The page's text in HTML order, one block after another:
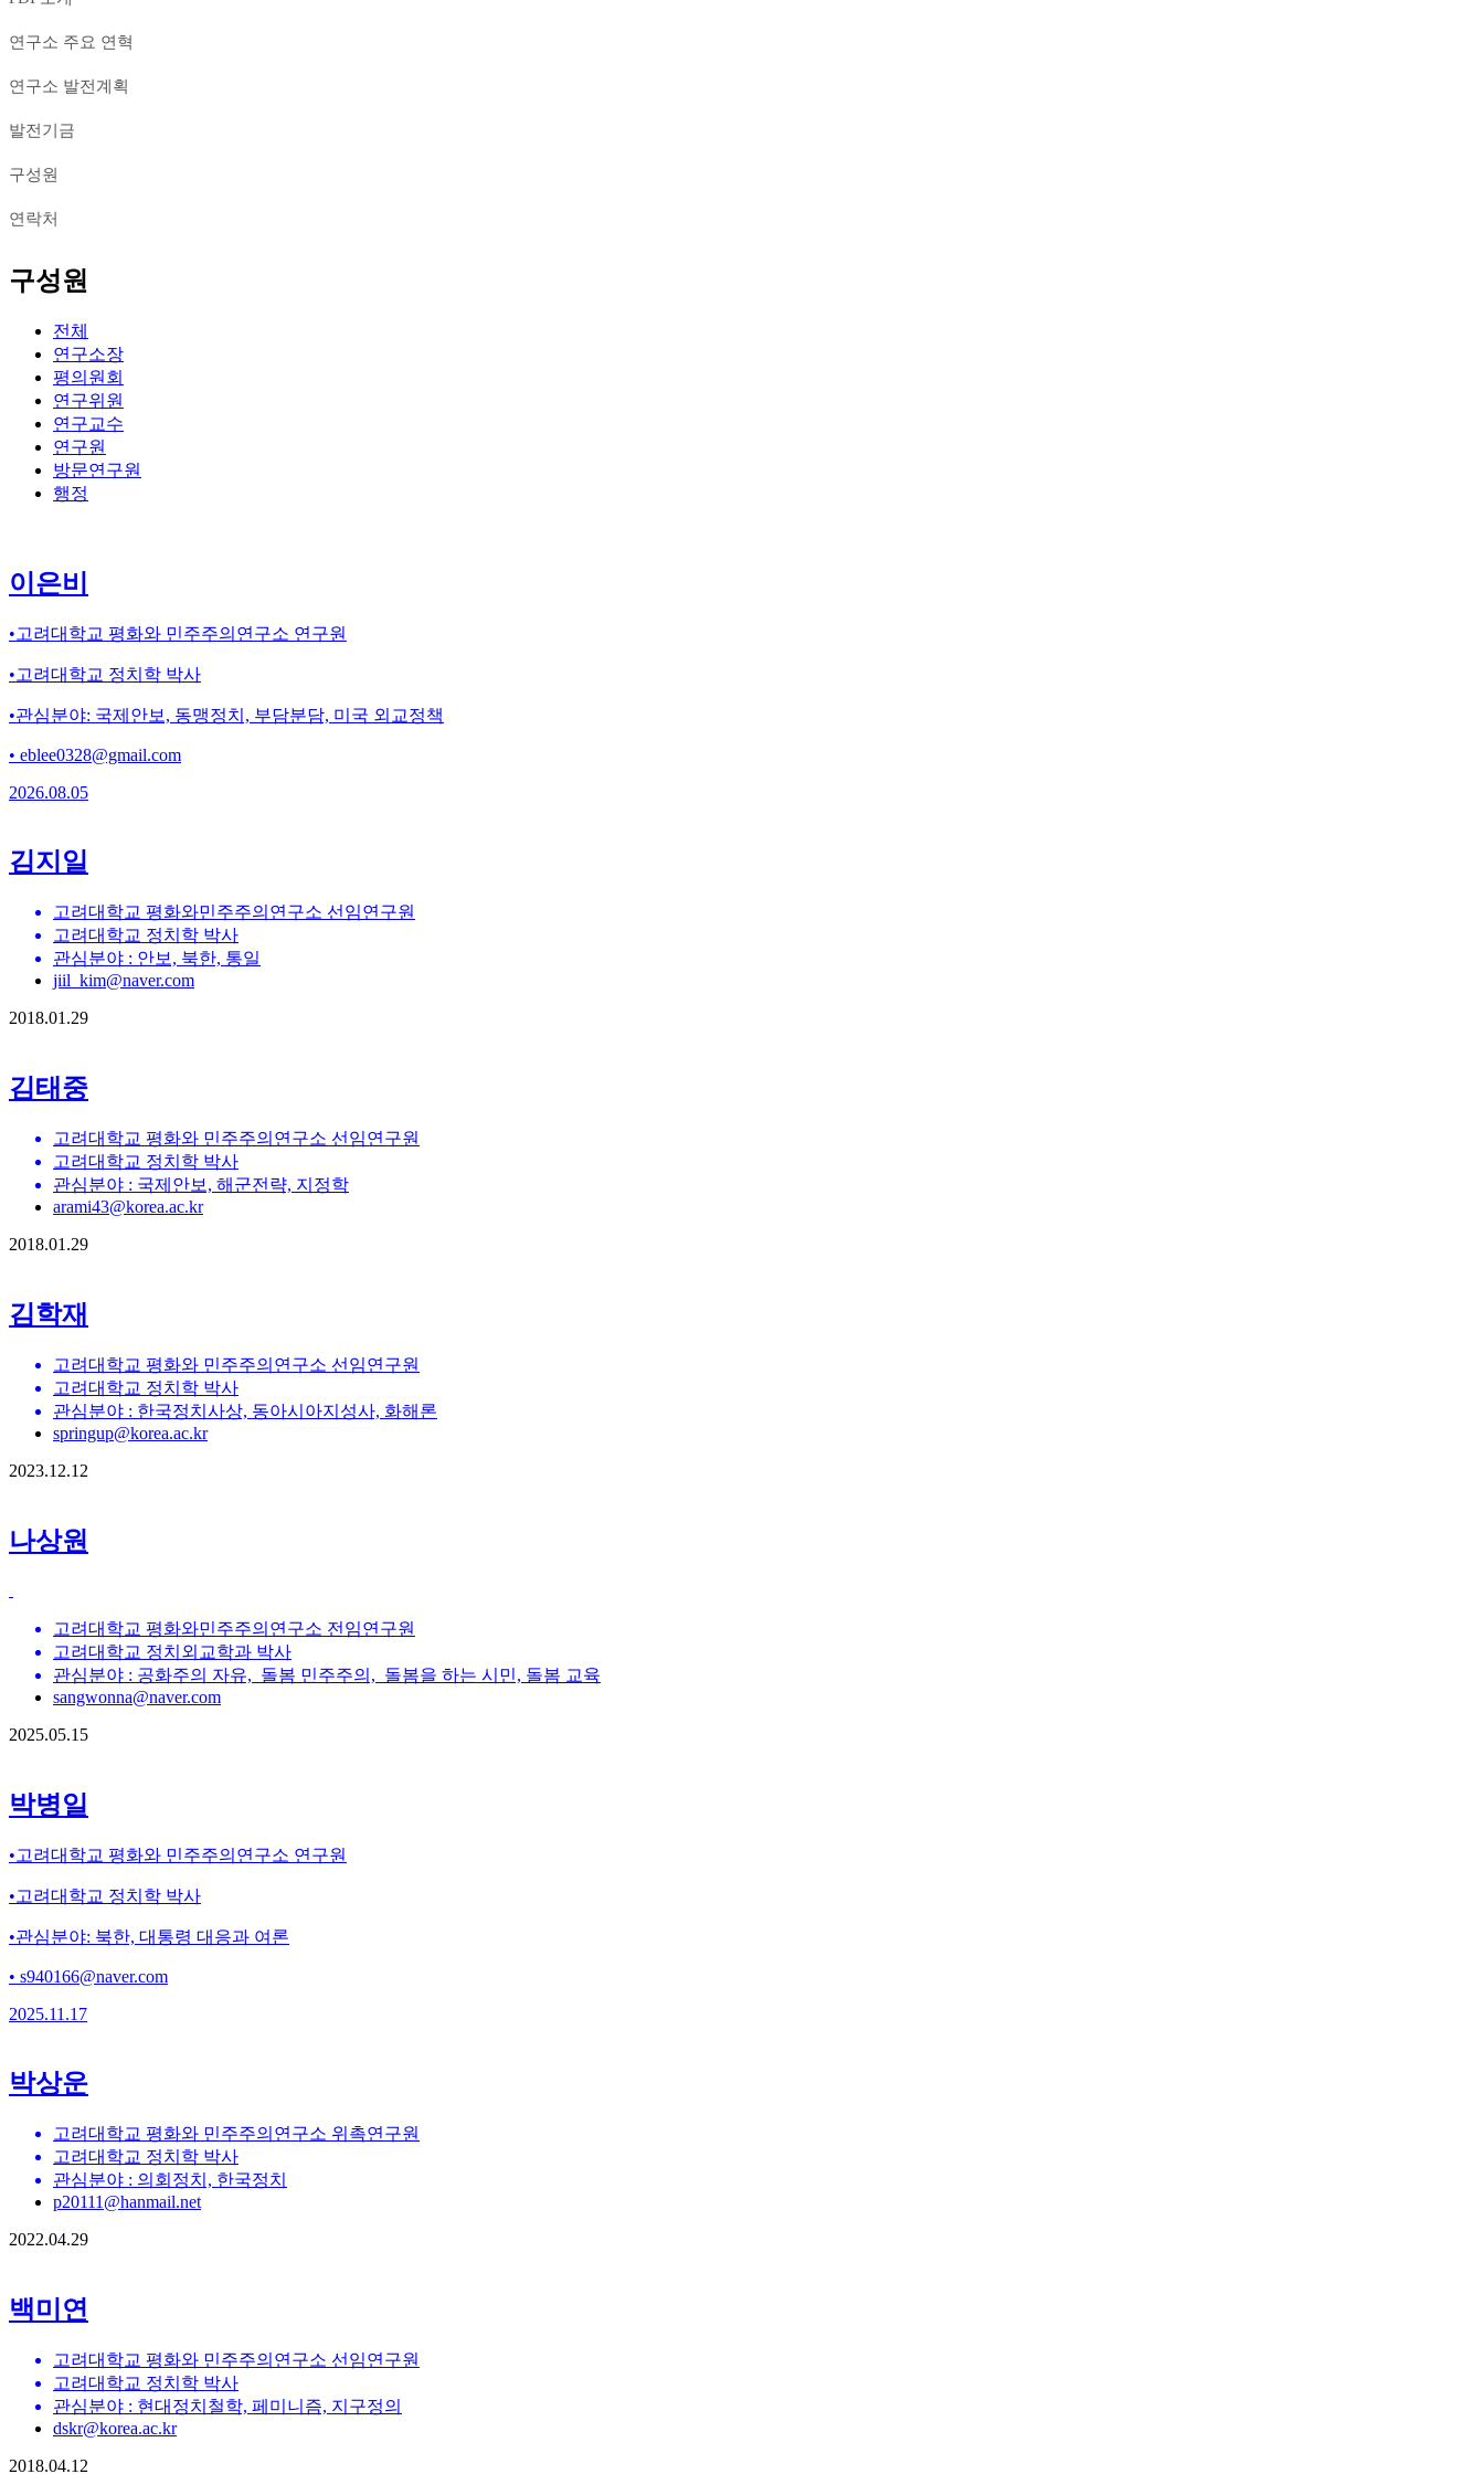
연구소 주요 연혁
연구소 발전계획
발전기금
구성원
연락처
구성원
전체
연구소장
평의원회
연구위원
연구교수
연구원
방문연구원
행정
이은비
•고려대학교 평화와 민주주의연구소 연구원
•고려대학교 정치학 박사
•관심분야: 국제안보, 동맹정치, 부담분담, 미국 외교정책
• eblee0328@gmail.com
2026.08.05
김지일
고려대학교 평화와민주주의연구소 선임연구원
고려대학교 정치학 박사
관심분야 : 안보, 북한, 통일
jiil_kim@naver.com
2018.01.29
김태중
고려대학교 평화와 민주주의연구소 선임연구원
고려대학교 정치학 박사
관심분야 : 국제안보, 해군전략, 지정학
arami43@korea.ac.kr
2018.01.29
김학재
고려대학교 평화와 민주주의연구소 선임연구원
고려대학교 정치학 박사
관심분야 : 한국정치사상, 동아시아지성사, 화해론
springup@korea.ac.kr
2023.12.12
나상원
고려대학교 평화와민주주의연구소 전임연구원
고려대학교 정치외교학과 박사
관심분야 : 공화주의 자유, 돌봄 민주주의, 돌봄을 하는 시민, 돌봄 교육
sangwonna@naver.com
2025.05.15
박병일
•고려대학교 평화와 민주주의연구소 연구원
•고려대학교 정치학 박사
•관심분야: 북한, 대통령 대응과 여론
• s940166@naver.com
2025.11.17
박상운
고려대학교 평화와 민주주의연구소 위촉연구원
고려대학교 정치학 박사
관심분야 : 의회정치, 한국정치
p20111@hanmail.net
2022.04.29
백미연
고려대학교 평화와 민주주의연구소 선임연구원
고려대학교 정치학 박사
관심분야 : 현대정치철학, 페미니즘, 지구정의
dskr@korea.ac.kr
2018.04.12